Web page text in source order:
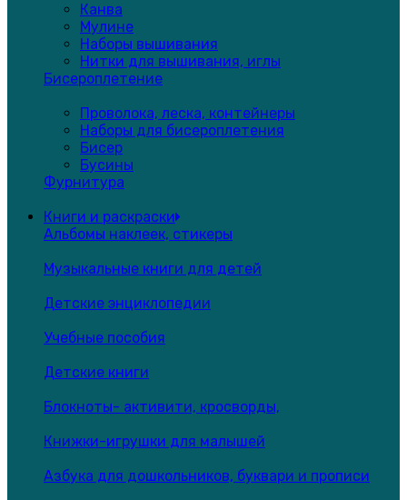
Канва
Мулине
Наборы вышивания
Нитки для вышивания, иглы
Бисероплетение
Проволока, леска, контейнеры
Наборы для бисероплетения
Бисер
Бусины
Фурнитура
Книги и раскраски
Альбомы наклеек, стикеры
Музыкальные книги для детей
Детские энциклопедии
Учебные пособия
Детские книги
Блокноты- активити, кросворды,
Книжки-игрушки для малышей
Азбука для дошкольников, буквари и прописи